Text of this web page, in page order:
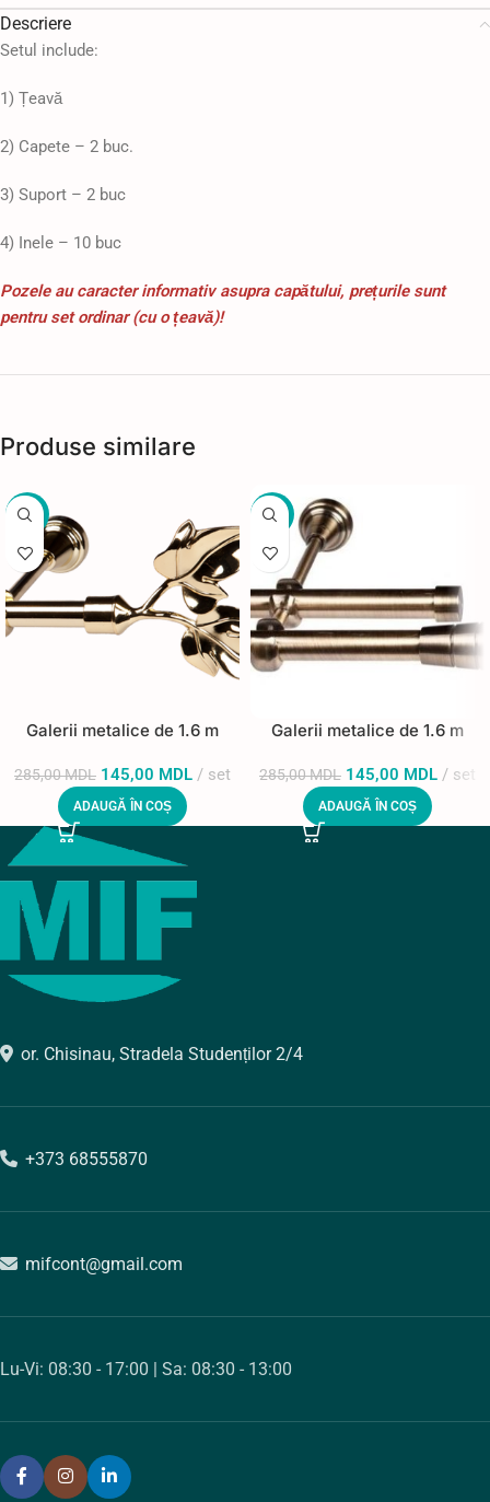
Descriere
Setul include:
1) Țeavă
2) Capete – 2 buc.
3) Suport – 2 buc
4) Inele – 10 buc
Pozele au caracter informativ asupra capătului, prețurile sunt
pentru set ordinar (cu o țeavă)!
Produse similare
-49%
Galerii metalice de 1.6 m
285,00MDL 145,00 MDL set
ADAUGĂ ÎN COȘ
-49%
Galerii metalice de 1.6 m
285,00MDL 145,00 MDL set
ADAUGĂ ÎN COȘ
or. Chisinau, Stradela Studenților 2/4
+373 68555870
mifcont@gmail.com
Lu-Vi: 08:30 - 17:00 | Sa: 08:30 - 13:00